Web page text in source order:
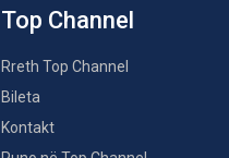
Top Channel
Rreth Top Channel
Bileta
Kontakt